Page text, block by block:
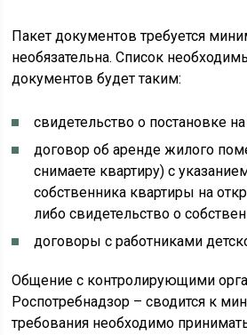
Пакет документов требуется
необязательна. Список
документов будет таким:
свидетельство о постановке
договор об аренде жилого
снимаете квартиру) с
собственника квартиры на
либо свидетельство о
договоры с работниками
Общение с контролирующими
Роспотребнадзор – сводится к
требования необходимо